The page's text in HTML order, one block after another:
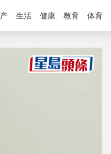
生活 健康 教育 体育